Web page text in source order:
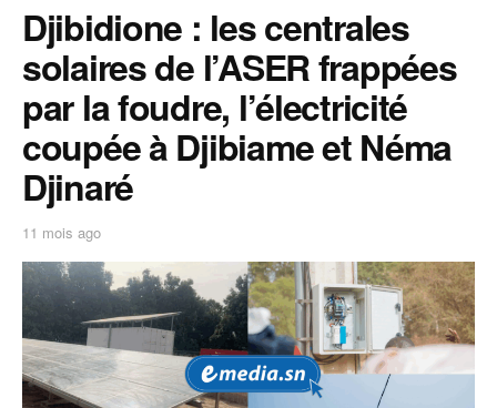
Djibidione : les centrales
solaires de l’ASER frappées
par la foudre, l’électricité
coupée à Djibiame et Néma
Djinaré
11 mois ago